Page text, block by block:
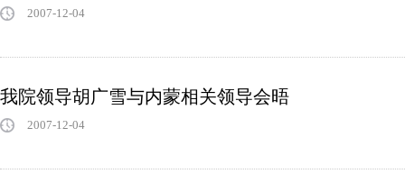
2007-12-04
我院领导胡广雪与内蒙相关领导会晤
2007-12-04